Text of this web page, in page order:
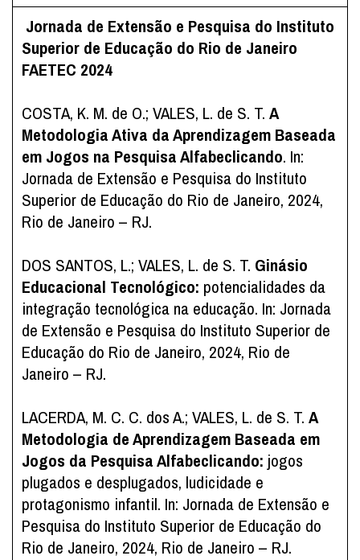
Jornada de Extensão e Pesquisa do Instituto
Superior de Educação do Rio de Janeiro
FAETEC 2024
COSTA, K. M. de O.; VALES, L. de S. T. A
Metodologia Ativa da Aprendizagem Baseada
em Jogos na Pesquisa Alfabeclicando. In:
Jornada de Extensão e Pesquisa do Instituto
Superior de Educação do Rio de Janeiro, 2024,
Rio de Janeiro – RJ.
DOS SANTOS, L.; VALES, L. de S. T. Ginásio
Educacional Tecnológico: potencialidades da
integração tecnológica na educação. In: Jornada
de Extensão e Pesquisa do Instituto Superior de
Educação do Rio de Janeiro, 2024, Rio de
Janeiro – RJ.
LACERDA, M. C. C. dos A.; VALES, L. de S. T. A
Metodologia de Aprendizagem Baseada em
Jogos da Pesquisa Alfabeclicando: jogos
plugados e desplugados, ludicidade e
protagonismo infantil. In: Jornada de Extensão e
Pesquisa do Instituto Superior de Educação do
Rio de Janeiro, 2024, Rio de Janeiro – RJ.